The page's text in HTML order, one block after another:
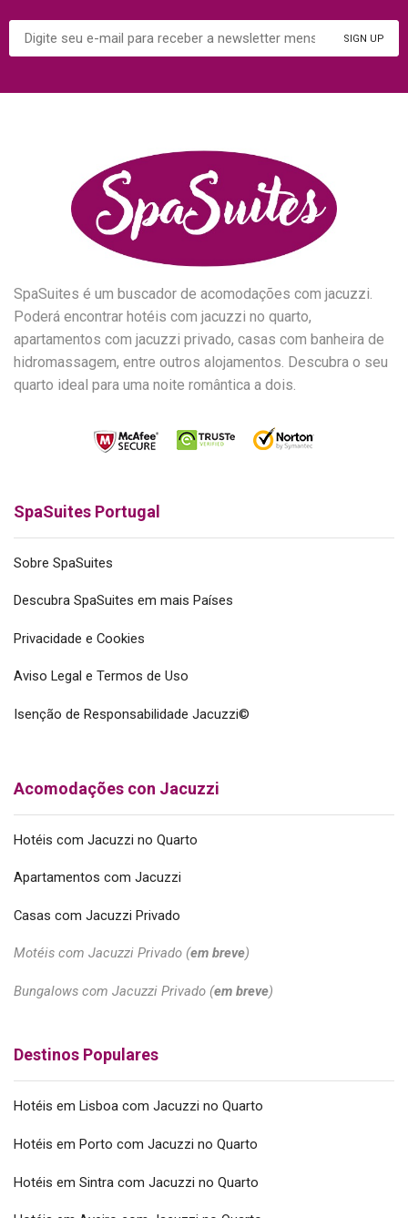
SpaSuites é um buscador de acomodações com jacuzzi.
Poderá encontrar hotéis com jacuzzi no quarto,
apartamentos com jacuzzi privado, casas com banheira de
hidromassagem, entre outros alojamentos. Descubra o seu
quarto ideal para uma noite romântica a dois.
SpaSuites Portugal
Sobre SpaSuites
Descubra SpaSuites em mais Países
Privacidade e Cookies
Aviso Legal e Termos de Uso
Isenção de Responsabilidade Jacuzzi©
Acomodações con Jacuzzi
Hotéis com Jacuzzi no Quarto
Apartamentos com Jacuzzi
Casas com Jacuzzi Privado
Motéis com Jacuzzi Privado (em breve)
Bungalows com Jacuzzi Privado (em breve)
Destinos Populares
Hotéis em Lisboa com Jacuzzi no Quarto
Hotéis em Porto com Jacuzzi no Quarto
Hotéis em Sintra com Jacuzzi no Quarto